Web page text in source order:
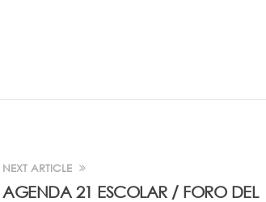
NEXT ARTICLE
AGENDA 21 ESCOLAR / FORO DEL